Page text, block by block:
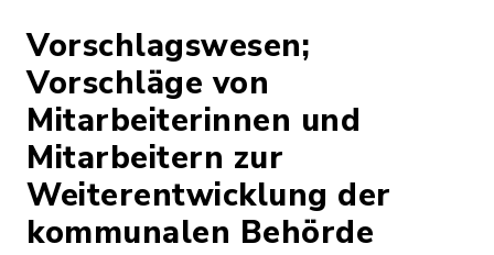
Vorschlagswesen;
Vorschläge von
Mitarbeiterinnen und
Mitarbeitern zur
Weiterentwicklung der
kommunalen Behörde